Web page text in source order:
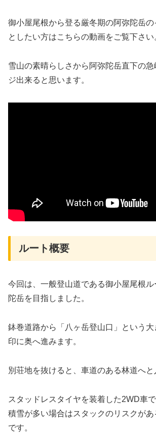
御小屋尾根から登る厳冬期の阿弥陀岳
としたい方はこちらの動画をご覧下さい
雪山の素晴らしさから阿弥陀岳直下の
ジ出来ると思います。
ルート概要
今回は、一般登山道である御小屋尾根
陀岳を目指しました。
鉢巻道路から「八ヶ岳登山口」という大
印に奥へ進みます。
別荘地を抜けると、車道のある林道へと
スタッドレスタイヤを装着した2WD車で
積雪が多い場合はスタックのリスクが
です。